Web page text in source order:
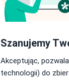
Brak ceny
Szanujemy
Akceptując,
technologii) do